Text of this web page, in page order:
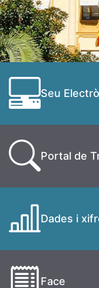
Seu
Portal de
Dades i
Face